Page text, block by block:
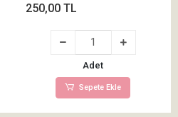
250,00 TL
Adet
Sepete Ekle